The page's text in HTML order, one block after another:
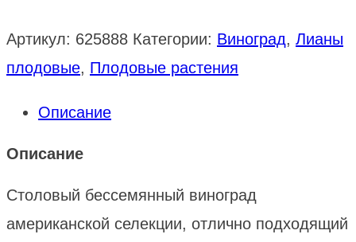
Артикул: 625888 Категории: Виноград, Лианы
плодовые, Плодовые растения
Описание
Описание
Столовый бессемянный виноград
американской селекции, отлично подходящий